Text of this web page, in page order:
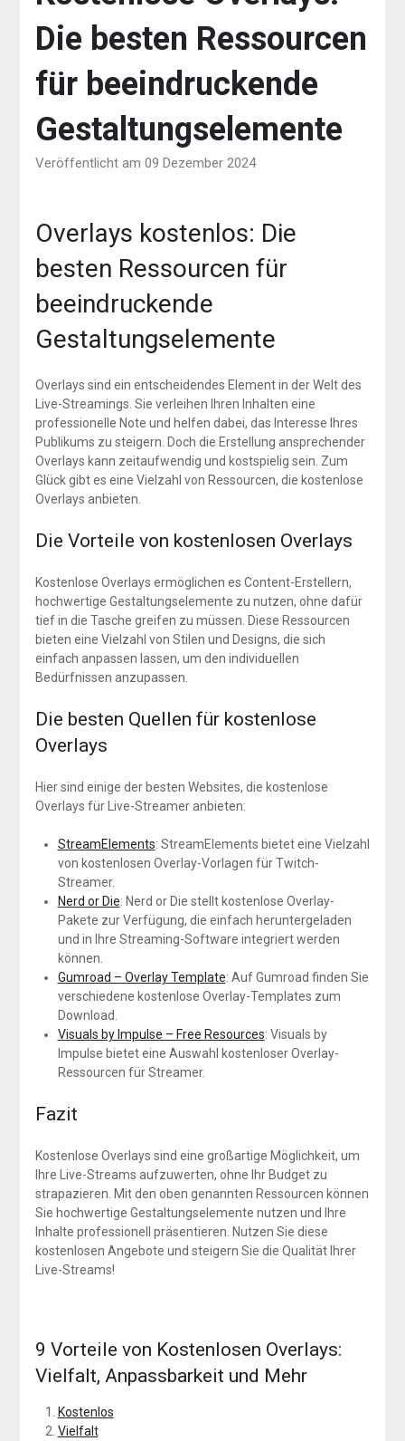
Die besten Ressourcen
für beeindruckende
Gestaltungselemente
Veröffentlicht am 09 Dezember 2024
Overlays kostenlos: Die
besten Ressourcen für
beeindruckende
Gestaltungselemente
Overlays sind ein entscheidendes Element in der Welt des
Live-Streamings. Sie verleihen Ihren Inhalten eine
professionelle Note und helfen dabei, das Interesse Ihres
Publikums zu steigern. Doch die Erstellung ansprechender
Overlays kann zeitaufwendig und kostspielig sein. Zum
Glück gibt es eine Vielzahl von Ressourcen, die kostenlose
Overlays anbieten.
Die Vorteile von kostenlosen Overlays
Kostenlose Overlays ermöglichen es Content-Erstellern,
hochwertige Gestaltungselemente zu nutzen, ohne dafür
tief in die Tasche greifen zu müssen. Diese Ressourcen
bieten eine Vielzahl von Stilen und Designs, die sich
einfach anpassen lassen, um den individuellen
Bedürfnissen anzupassen.
Die besten Quellen für kostenlose
Overlays
Hier sind einige der besten Websites, die kostenlose
Overlays für Live-Streamer anbieten:
StreamElements: StreamElements bietet eine Vielzahl
von kostenlosen Overlay-Vorlagen für Twitch-
Streamer.
Nerd or Die: Nerd or Die stellt kostenlose Overlay-
Pakete zur Verfügung, die einfach heruntergeladen
und in Ihre Streaming-Software integriert werden
können.
Gumroad – Overlay Template: Auf Gumroad finden Sie
verschiedene kostenlose Overlay-Templates zum
Download.
Visuals by Impulse – Free Resources: Visuals by
Impulse bietet eine Auswahl kostenloser Overlay-
Ressourcen für Streamer.
Fazit
Kostenlose Overlays sind eine großartige Möglichkeit, um
Ihre Live-Streams aufzuwerten, ohne Ihr Budget zu
strapazieren. Mit den oben genannten Ressourcen können
Sie hochwertige Gestaltungselemente nutzen und Ihre
Inhalte professionell präsentieren. Nutzen Sie diese
kostenlosen Angebote und steigern Sie die Qualität Ihrer
Live-Streams!
9 Vorteile von Kostenlosen Overlays:
Vielfalt, Anpassbarkeit und Mehr
Kostenlos
Vielfalt